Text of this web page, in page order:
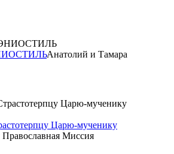
Анатолий и Тамара
Царю-мученику
Православная Миссия